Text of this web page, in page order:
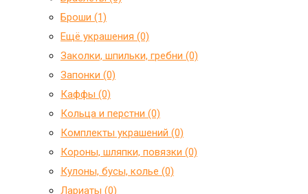
Броши (1)
Ещё украшения (0)
Заколки, шпильки, гребни (0)
Запонки (0)
Каффы (0)
Кольца и перстни (0)
Комплекты украшений (0)
Короны, шляпки, повязки (0)
Кулоны, бусы, колье (0)
Лариаты (0)